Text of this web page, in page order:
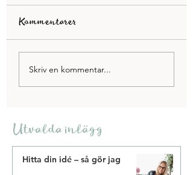
Vi har startat podd!
Kommentarer
Skriv en kommentar...
Utvalda inlägg
Hitta din idé – så gör jag